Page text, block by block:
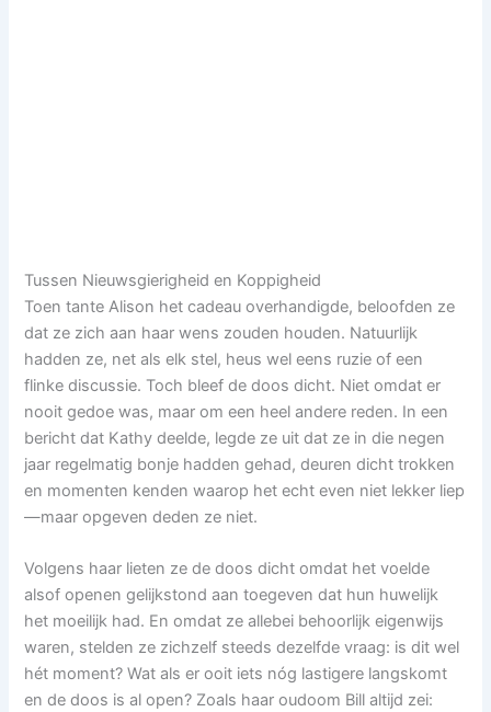
Tussen Nieuwsgierigheid en Koppigheid
Toen tante Alison het cadeau overhandigde, beloofden ze
dat ze zich aan haar wens zouden houden. Natuurlijk
hadden ze, net als elk stel, heus wel eens ruzie of een
flinke discussie. Toch bleef de doos dicht. Niet omdat er
nooit gedoe was, maar om een heel andere reden. In een
bericht dat Kathy deelde, legde ze uit dat ze in die negen
jaar regelmatig bonje hadden gehad, deuren dicht trokken
en momenten kenden waarop het echt even niet lekker liep
—maar opgeven deden ze niet.
Volgens haar lieten ze de doos dicht omdat het voelde
alsof openen gelijkstond aan toegeven dat hun huwelijk
het moeilijk had. En omdat ze allebei behoorlijk eigenwijs
waren, stelden ze zichzelf steeds dezelfde vraag: is dit wel
hét moment? Wat als er ooit iets nóg lastigere langskomt
en de doos is al open? Zoals haar oudoom Bill altijd zei: